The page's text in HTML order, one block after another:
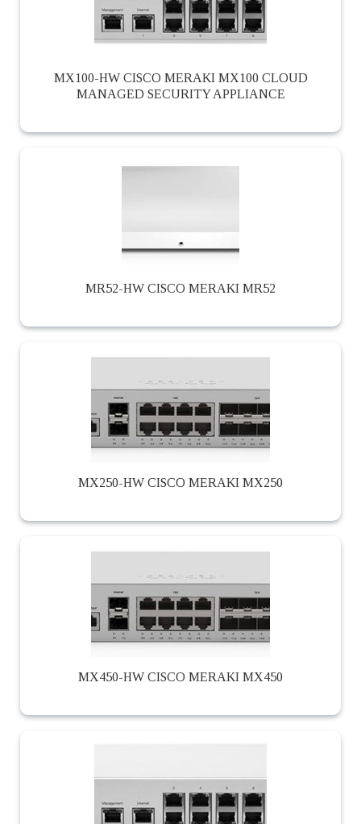
MX100-HW CISCO MERAKI MX100 CLOUD
MANAGED SECURITY APPLIANCE
MR52-HW CISCO MERAKI MR52
MX250-HW CISCO MERAKI MX250
MX450-HW CISCO MERAKI MX450